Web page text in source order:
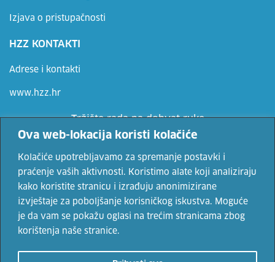
Ova web-lokacija koristi kolačiće
Kolačiće upotrebljavamo za spremanje postavki i
praćenje vaših aktivnosti. Koristimo alate koji analiziraju
kako koristite stranicu i izrađuju anonimizirane
izvještaje za poboljšanje korisničkog iskustva. Moguće
je da vam se pokažu oglasi na trećim stranicama zbog
korištenja naše stranice.
Izjava o pristupačnosti
HZZ KONTAKTI
Adrese i kontakti
www.hzz.hr
Tržište rada na dohvat ruke
Ne propusti priliku, prijavi se
privatnosti.